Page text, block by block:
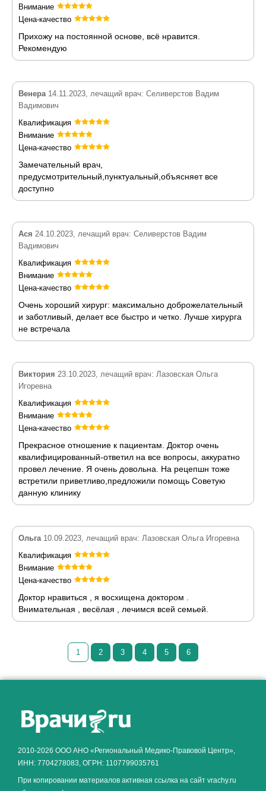
Внимание
Цена-качество
Прихожу на постоянной основе, всё нравится.
Рекомендую
Венера14.11.2023, лечащий врач: Селиверстов Вадим
Вадимович
Квалификация
Внимание
Цена-качество
Замечательный врач,
предусмотрительный,пунктуальный,объясняет все
доступно
Ася 24.10.2023, лечащий врач: Селиверстов Вадим
Вадимович
Квалификация
Внимание
Цена-качество
Очень хороший хирург: максимально доброжелательный
и заботливый, делает все быстро и четко. Лучше хирурга
не встречала
Виктория 23.10.2023, лечащий врач: Лазовская Ольга
Игоревна
Квалификация
Внимание
Цена-качество
Прекрасное отношение к пациентам. Доктор очень
квалифицированный-ответил на все вопросы, аккуратно
провел лечение. Я очень довольна. На рецепшн тоже
встретили приветливо,предложили помощь Советую
данную клинику
Ольга10.09.2023, лечащий врач: Лазовская Ольга Игоревна
Квалификация
Внимание
Цена-качество
Доктор нравиться , я восхищена доктором .
Внимательная , весёлая , лечимся всей семьей.
1 2 3 4 5 6
2010-2026 ООО АНО «Региональный Медико-Правовой Центр»,
ИНН: 7704278083, ОГРН: 1107799035761
При копировании материалов активная ссылка на сайт vrachy.ru